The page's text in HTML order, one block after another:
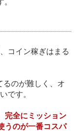
コイン稼ぎはまる
るのが難しく、オ
です。
完全にミッション
うのが一番コスパ